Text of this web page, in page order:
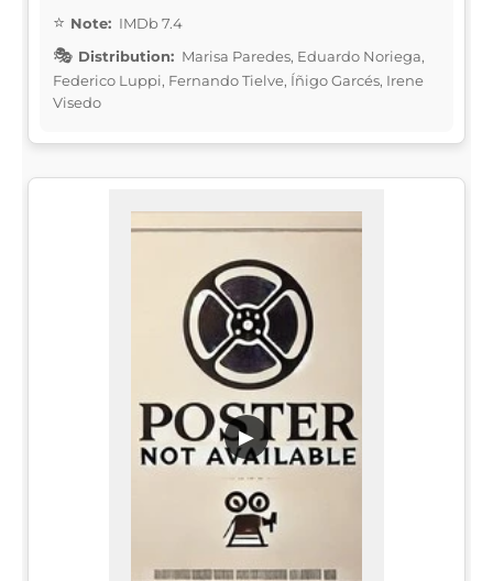
Note: IMDb 7.4
Distribution: Marisa Paredes, Eduardo Noriega,
Federico Luppi, Fernando Tielve, Íñigo Garcés, Irene
Visedo
▶